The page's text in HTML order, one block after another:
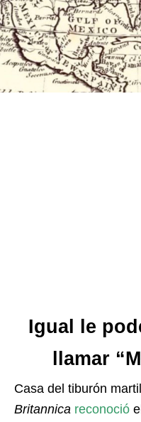
Igual le
llamar
Casa del tiburón
Britannica reconoció